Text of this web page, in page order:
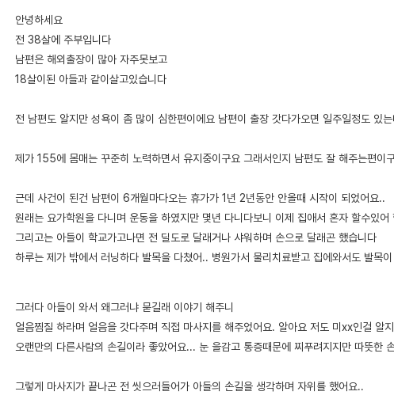
안녕하세요
전 38살에 주부입니다
남편은 해외출장이 많아 자주못보고
18살이된 아들과 같이살고있습니다
전 남편도 알지만 성욕이 좀 많이 심한편이에요 남편이 출장 갓다가오면 일주일정도 있
제가 155에 몸매는 꾸준히 노력하면서 유지중이구요 그래서인지 남편도 잘 해주는편이
근데 사건이 된건 남편이 6개월마다오는 휴가가 1년 2년동안 안올때 시작이 되었어요..
원래는 요가학원을 다니며 운동을 하였지만 몇년 다니다보니 이제 집애서 혼자 할수있
그리고는 아들이 학교가고나면 전 딜도로 달래거나 샤워하며 손으로 달래곤 했습니다
하루는 제가 밖에서 러닝하다 발목을 다쳤어.. 병원가서 물리치료받고 집에와서도 발목
그러다 아들이 와서 왜그러냐 묻길래 이야기 해주니
얼음찜질 하라며 얼음을 갓다주며 직접 마사지를 해주었어요. 알아요 저도 미xx인걸 알
오랜만의 다른사람의 손길이라 좋았어요... 눈 을감고 통증때문에 찌푸려지지만 따뜻한
그렇게 마사지가 끝나곤 전 씻으러들어가 아들의 손길을 생각하며 자위를 했어요..